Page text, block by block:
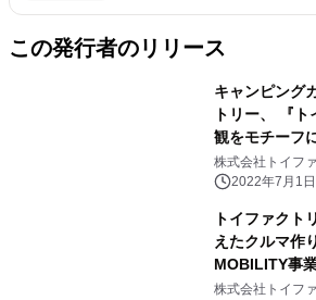
この発行者のリリース
キャンピング
トリー、 『
観をモチーフ
「TOY'S BOX
7月16日より発
株式会社トイフ
2022年7月1
トイファクト
えたクルマ作
MOBILITY事
株式会社トイフ